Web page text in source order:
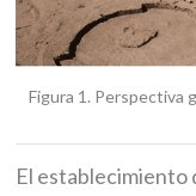
Figura 1. Perspectiva
El establecimiento